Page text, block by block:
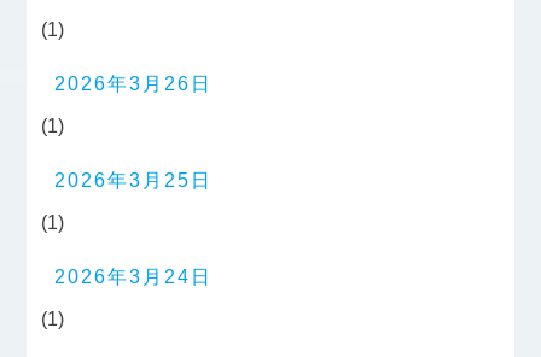
(1)
2026年3月26日
(1)
2026年3月25日
(1)
2026年3月24日
(1)